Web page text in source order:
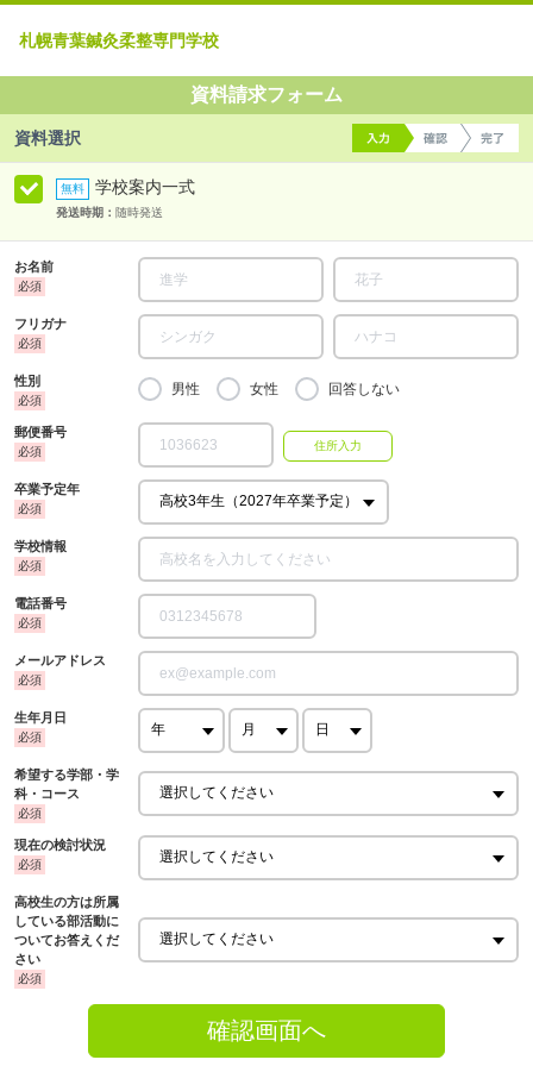
札幌青葉鍼灸柔整専門学校
資料請求フォーム
資料選択
学校案内一式
発送時期： 随時発送
お名前
フリガナ
性別 男性 女性 回答しない
郵便番号
卒業予定年
学校情報
電話番号
メールアドレス
生年月日
希望する学部・学
科・コース
現在の検討状況
高校生の方は所属
している部活動に
ついてお答えくだ
さい
確認画面へ